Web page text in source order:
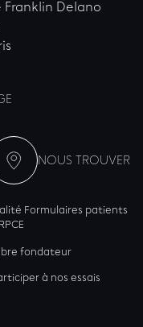
Franklin Delano
NOUS TROUVER
Formulaires patients
fondateur
à nos essais